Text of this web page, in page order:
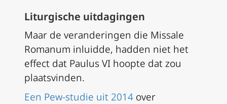
Liturgische uitdagingen
Maar de veranderingen die Missale
Romanum inluidde, hadden niet het
effect dat Paulus VI hoopte dat zou
plaatsvinden.
Een Pew-studie uit 2014 over